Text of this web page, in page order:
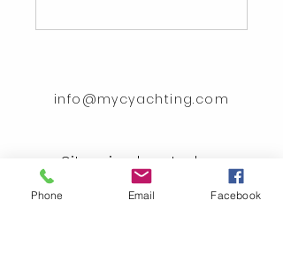
info@mycyachting.com
Sitemize kayıt olun,
gelişmelerden ilk sizin
Phone Email Facebook